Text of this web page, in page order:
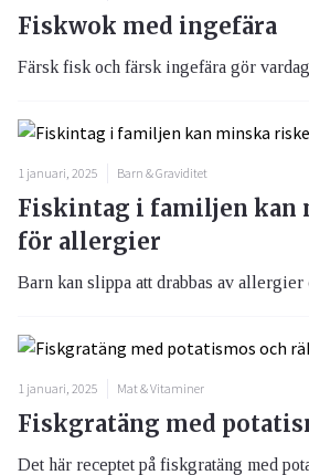
Fiskwok med ingefära
Färsk fisk och färsk ingefära gör
1 januari, 2025 Barn & Graviditet
Fiskintag i familjen kan
för allergier
Barn kan slippa att drabbas av allergier
1 januari, 2025 Mat & Vitaminer
Fiskgratäng med
Det här receptet på fiskgratäng med